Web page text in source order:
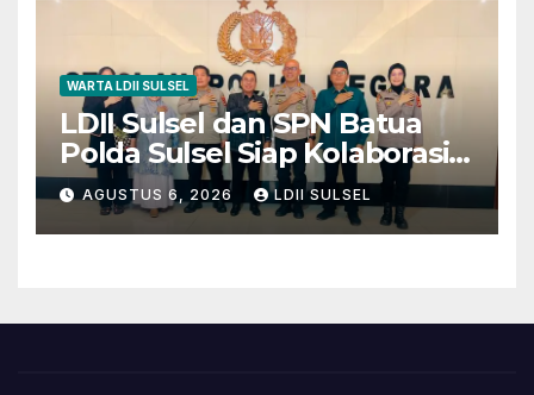
WARTA LDII SULSEL
LDII Sulsel dan SPN Batua
Polda Sulsel Siap Kolaborasi
Bakti Sosial Sambut HUT RI
ke-81
AGUSTUS 6, 2026 LDII SULSEL